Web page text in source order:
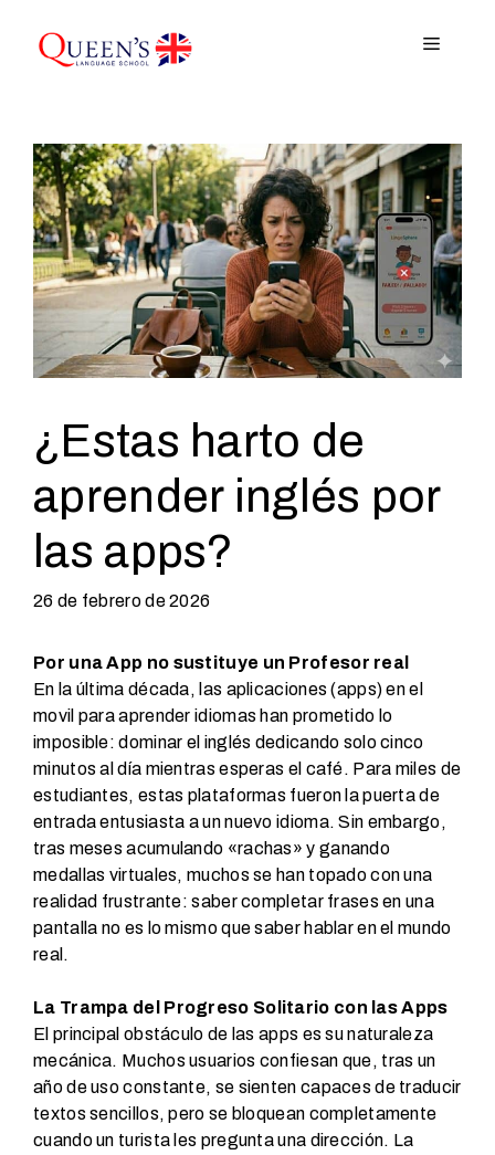
contenido
Menú
¿Estas harto de
aprender inglés por
las apps?
26 de febrero de 2026
Por una App no sustituye un Profesor real
En la última década, las aplicaciones (apps) en el
movil para aprender idiomas han prometido lo
imposible: dominar el inglés dedicando solo cinco
minutos al día mientras esperas el café. Para miles de
estudiantes, estas plataformas fueron la puerta de
entrada entusiasta a un nuevo idioma. Sin embargo,
tras meses acumulando «rachas» y ganando
medallas virtuales, muchos se han topado con una
realidad frustrante: saber completar frases en una
pantalla no es lo mismo que saber hablar en el mundo
real.
La Trampa del Progreso Solitario con las Apps
El principal obstáculo de las apps es su naturaleza
mecánica. Muchos usuarios confiesan que, tras un
año de uso constante, se sienten capaces de traducir
textos sencillos, pero se bloquean completamente
cuando un turista les pregunta una dirección. La